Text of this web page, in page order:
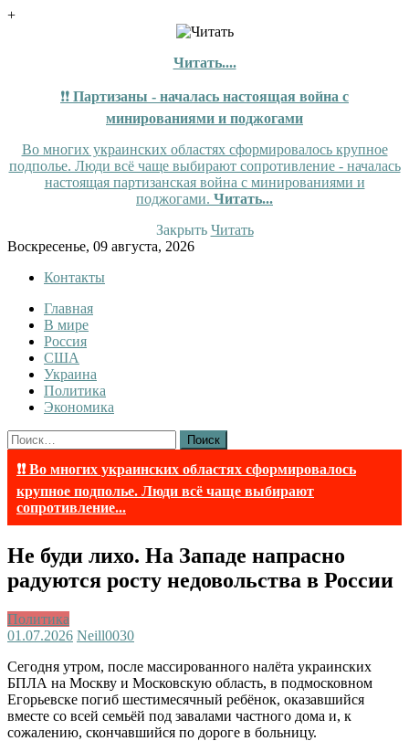
+
Читать....
❗❗ Партизаны - началась настоящая война с
минированиями и поджогами
Во многих украинских областях сформировалось крупное
подполье. Люди всё чаще выбирают сопротивление - началась
настоящая партизанская война с минированиями и
поджогами. Читать...
Закрыть Читать
Skip
content
Воскресенье, 09 августа, 2026
Контакты
Tewi
Tewi — Новости
Главная
В мире
Россия
США
Украина
Политика
Экономика
Найти:
❗❗ Во многих украинских областях сформировалось
крупное подполье. Люди всё чаще выбирают
сопротивление...
Не буди лихо. На Западе напрасно
радуются росту недовольства в России
Политика
01.07.2026 Neill0030
Сегодня утром, после массированного налёта украинских
БПЛА на Москву и Московскую область, в подмосковном
Егорьевске погиб шестимесячный ребёнок, оказавшийся
вместе со всей семьёй под завалами частного дома и, к
сожалению, скончавшийся по дороге в больницу.